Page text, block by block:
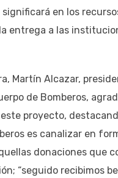
en los
entrega a las
Martín Alcazar,
de Bomberos,
proyecto,
es canalizar en
donaciones que
“seguido recibimos